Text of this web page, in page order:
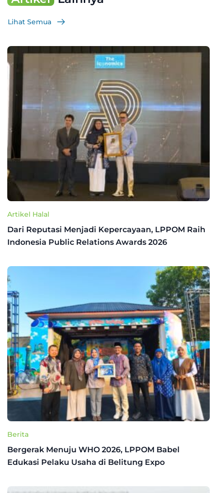
Lihat Semua
Artikel Halal
Dari Reputasi Menjadi Kepercayaan, LPPOM Raih
Indonesia Public Relations Awards 2026
Berita
Bergerak Menuju WHO 2026, LPPOM Babel
Edukasi Pelaku Usaha di Belitung Expo